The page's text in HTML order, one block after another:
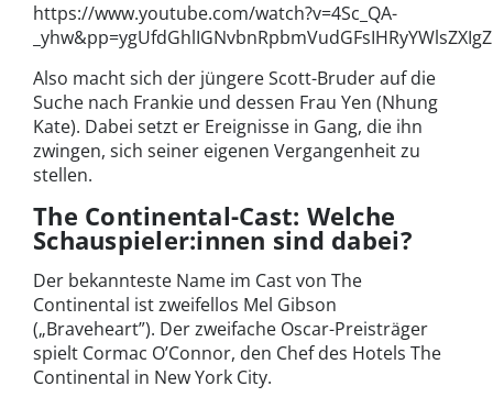
https://www.youtube.com/watch?v=4Sc_QA-
Also macht sich der jüngere Scott-Bruder auf die
Suche nach Frankie und dessen Frau Yen (Nhung
Kate). Dabei setzt er Ereignisse in Gang, die ihn
zwingen, sich seiner eigenen Vergangenheit zu
stellen.
The Continental-Cast: Welche
Schauspieler:innen sind dabei?
Der bekannteste Name im Cast von The
Continental ist zweifellos Mel Gibson
(„Braveheart”). Der zweifache Oscar-Preisträger
spielt Cormac O’Connor, den Chef des Hotels The
Continental in New York City.